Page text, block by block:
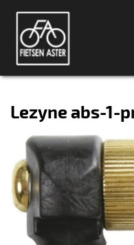
Lezyne abs-1-